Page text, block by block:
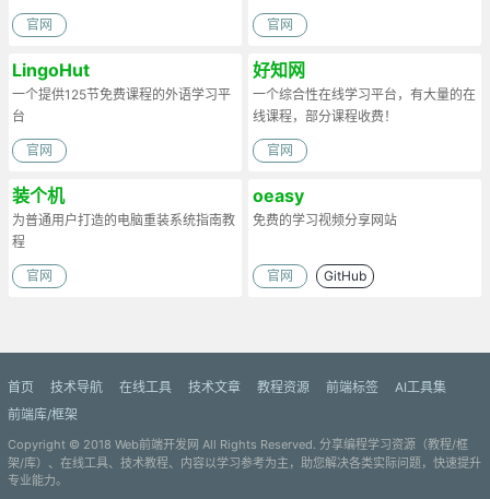
官网 官网
LingoHut
一个提供125节免费课程的外语学习平
台
官网
好知网
一个综合性在线学习平台，有大量的在
线课程，部分课程收费！
官网
装个机
为普通用户打造的电脑重装系统指南教
程
官网
oeasy
免费的学习视频分享网站
官网 GitHub
首页 技术导航 在线工具 技术文章 教程资源 前端标签
AI工具集
前端库/框架